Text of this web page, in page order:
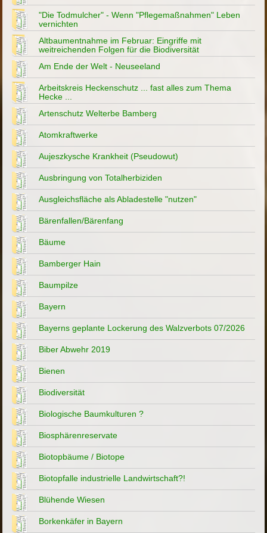
"Die Todmulcher" - Wenn "Pflegemaßnahmen" Leben
vernichten
Altbaumentnahme im Februar: Eingriffe mit
weitreichenden Folgen für die Biodiversität
Am Ende der Welt - Neuseeland
Arbeitskreis Heckenschutz ... fast alles zum Thema
Hecke ...
Artenschutz Welterbe Bamberg
Atomkraftwerke
Aujeszkysche Krankheit (Pseudowut)
Ausbringung von Totalherbiziden
Ausgleichsfläche als Abladestelle "nutzen"
Bärenfallen/Bärenfang
Bäume
Bamberger Hain
Baumpilze
Bayern
Bayerns geplante Lockerung des Walzverbots 07/2026
Biber Abwehr 2019
Bienen
Biodiversität
Biologische Baumkulturen ?
Biosphärenreservate
Biotopbäume / Biotope
Biotopfalle industrielle Landwirtschaft?!
Blühende Wiesen
Borkenkäfer in Bayern